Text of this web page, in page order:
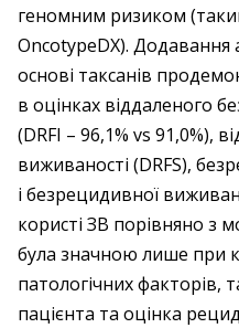
геномним ризиком
OncotypeDX). Додавання
основі таксанів
в оцінках віддаленого
(DRFI – 96,1% vs 91,0%),
виживаності (DRFS),
і безрецидивної
користі ЗВ порівняно з
була значною лише при
патологічних факторів,
пацієнта та оцінка